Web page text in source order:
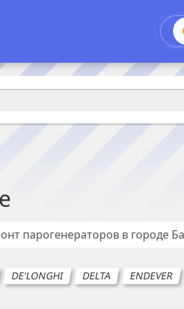
парогенераторов в городе
DE'LONGHI DELTA ENDEVER